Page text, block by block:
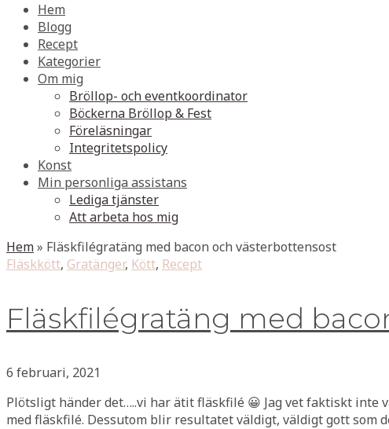
Hem
Blogg
Recept
Kategorier
Om mig
Bröllop- och eventkoordinator
Böckerna Bröllop & Fest
Föreläsningar
Integritetspolicy
Konst
Min personliga assistans
Lediga tjänster
Att arbeta hos mig
Hem» Fläskfilégratäng med bacon och västerbottensost
Fläskkött, Gratänger, Kött, Recept
Fläskfilégratäng med
6 februari, 2021
Plötsligt händer det…..vi har ätit fläskfilé 😀 Jag vet faktiskt
med fläskfilé. Dessutom blir resultatet väldigt, väldigt gott som